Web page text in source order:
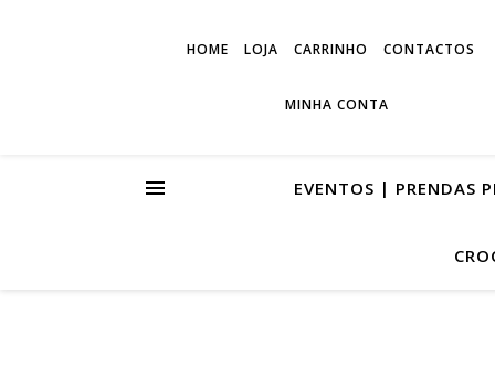
HOME LOJA CARRINHO CONTACTOS
MINHA CONTA
EVENTOS | PRENDAS